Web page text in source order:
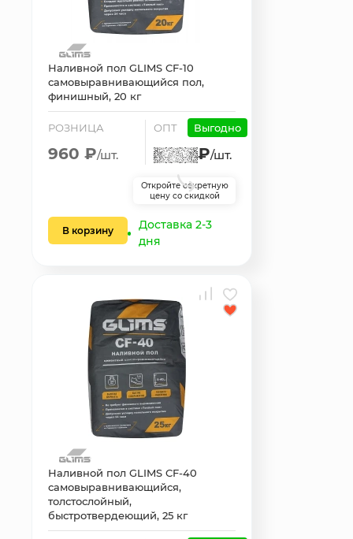
Наливной пол GLIMS CF-10
самовыравнивающийся пол,
финишный, 20 кг
РОЗНИЦА
960 ₽/шт.
ОПТ Выгодно
₽/шт.
Откройте секретную
цену со скидкой
В корзину
Доставка 2-3
дня
Наливной пол GLIMS CF-40
самовыравнивающийся,
толстослойный,
быстротвердеющий, 25 кг